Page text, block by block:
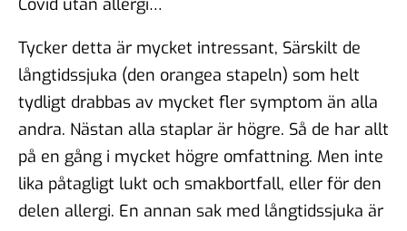
Tycker detta är mycket intressant, Särskilt de
långtidssjuka (den orangea stapeln) som helt
tydligt drabbas av mycket fler symptom än alla
andra. Nästan alla staplar är högre. Så de har allt
på en gång i mycket högre omfattning. Men inte
lika påtagligt lukt och smakbortfall, eller för den
delen allergi. En annan sak med långtidssjuka är